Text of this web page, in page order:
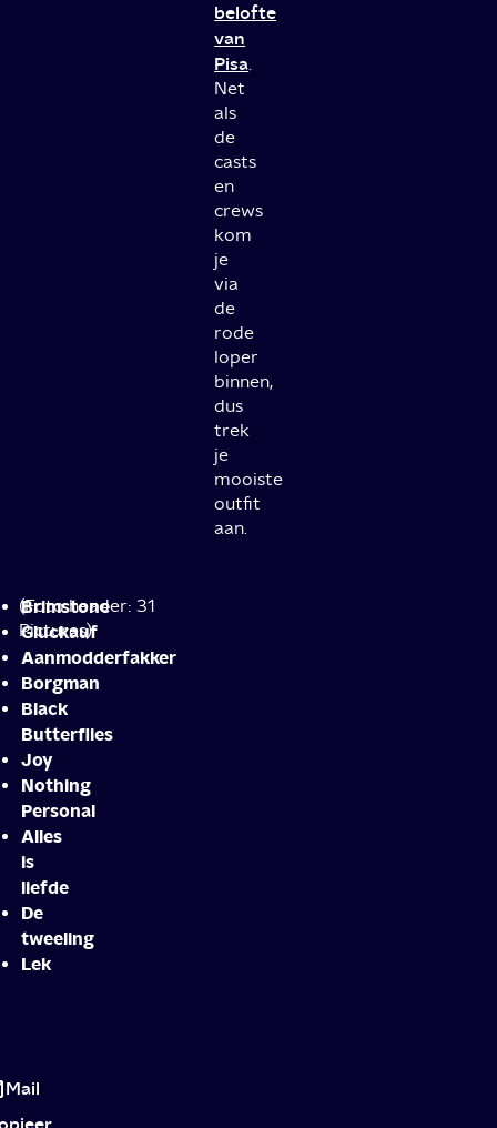
belofte
van
Pisa.
Net
als
de
casts
en
crews
kom
je
via
de
rode
loper
binnen,
dus
trek
je
mooiste
outfit
aan.
Brimstone
Gluckauf
Aanmodderfakker
Borgman
Black
Butterflies
Joy
Nothing
Personal
Alles
is
liefde
De
tweeling
Lek
(Foto header: 31
Pictures)
Film
Festival
Mail